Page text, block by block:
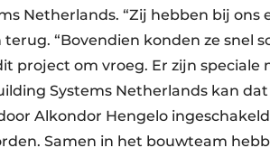
Netherlands. “Zij hebben bij
“Bovendien konden ze snel
project om vroeg. Er zijn speciale
Systems Netherlands kan
Alkondor Hengelo
Samen in het bouwteam